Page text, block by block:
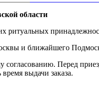
области
ритуальных
и ближайшего
согласованию. Перед
выдачи заказа.